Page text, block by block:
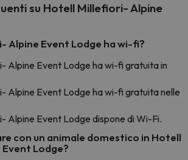
su Hotell Millefiori- Alpine
Alpine Event Lodge ha wi-fi?
Alpine Event Lodge ha wi-fi gratuita in
Alpine Event Lodge ha wi-fi gratuita nelle
Alpine Event Lodge dispone di Wi-Fi.
con un animale domestico in Hotell
Lodge?